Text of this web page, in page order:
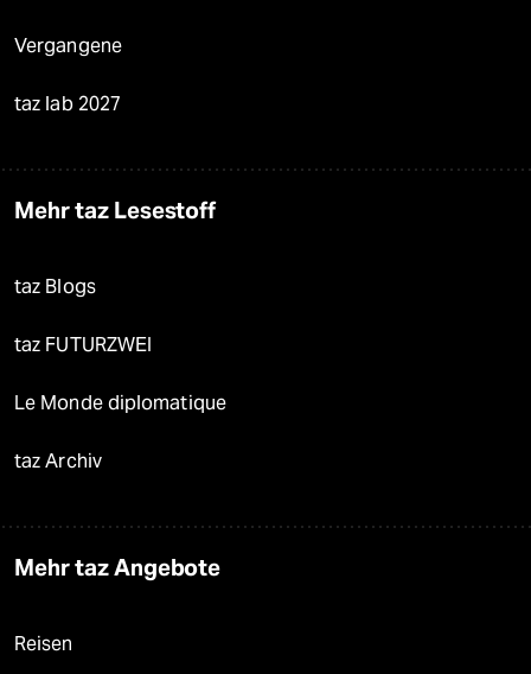
Vergangene
taz lab 2027
Mehr taz Lesestoff
taz Blogs
taz FUTURZWEI
Le Monde diplomatique
taz Archiv
Mehr taz Angebote
Reisen